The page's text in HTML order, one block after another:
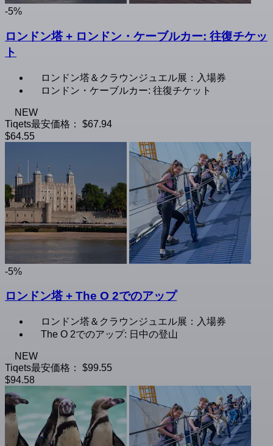
-5%
ロンドン塔 + ロンドン・ケーブルカー: 往復チケッ
ト
ロンドン塔＆クラウンジュエル展：入場券
ロンドン・ケーブルカー: 往復チケット
NEW
Tiqets最安価格：
$67.94
$64.55
-5%
ロンドン塔 + The O 2でのアップ
ロンドン塔＆クラウンジュエル展：入場券
The O 2でのアップ: 日中の登山
NEW
Tiqets最安価格：
$99.55
$94.58